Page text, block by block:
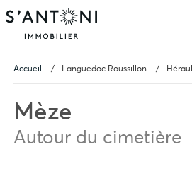
Accueil Languedoc Roussillon
Mèze
Autour du cimetière